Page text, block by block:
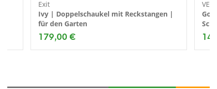
Exit
Ivy | Doppelschaukel mit Reckstangen |
für den Garten
179,00 €